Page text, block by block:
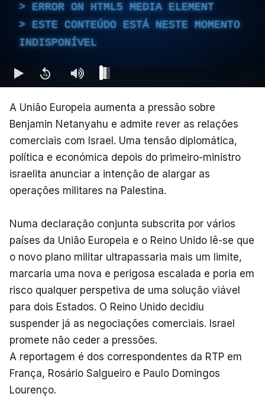
ERROR ON HTML5 MEDIA ELEMENT
ESTE CONTEÚDO ESTÁ NESTE MOMENTO
INDISPONÍVEL
A União Europeia aumenta a pressão sobre
Benjamin Netanyahu e admite rever as relações
comerciais com Israel. Uma tensão diplomática,
política e económica depois do primeiro-ministro
israelita anunciar a intenção de alargar as
operações militares na Palestina.
Numa declaração conjunta subscrita por vários
países da União Europeia e o Reino Unido lê-se que
o novo plano militar ultrapassaria mais um limite,
marcaria uma nova e perigosa escalada e poria em
risco qualquer perspetiva de uma solução viável
para dois Estados. O Reino Unido decidiu
suspender já as negociações comerciais. Israel
promete não ceder a pressões.
A reportagem é dos correspondentes da RTP em
França, Rosário Salgueiro e Paulo Domingos
Lourenço.